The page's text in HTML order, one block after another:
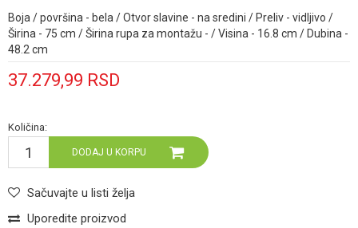
Boja / površina - bela / Otvor slavine - na sredini / Preliv - vidljivo /
Širina - 75 cm / Širina rupa za montažu - / Visina - 16.8 cm / Dubina -
48.2 cm
37.279,99 RSD
Količina:
DODAJ U KORPU
Sačuvajte u listi želja
Uporedite proizvod